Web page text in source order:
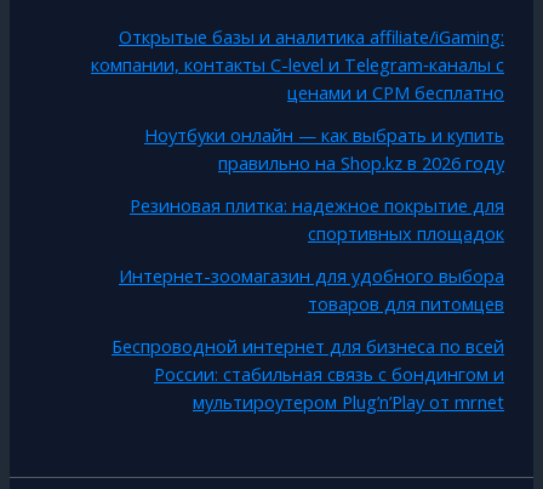
Открытые базы и аналитика affiliate/iGaming:
компании, контакты C-level и Telegram‑каналы с
ценами и CPM бесплатно
Ноутбуки онлайн — как выбрать и купить
правильно на Shop.kz в 2026 году
Резиновая плитка: надежное покрытие для
спортивных площадок
Интернет-зоомагазин для удобного выбора
товаров для питомцев
Беспроводной интернет для бизнеса по всей
России: стабильная связь с бондингом и
мультироутером Plug’n’Play от mrnet